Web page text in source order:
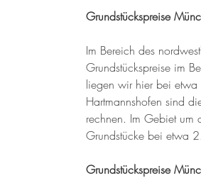
Grundstückspreise
Im Bereich des
Grundstückspreise im
liegen wir hier bei
Hartmannshofen sind
rechnen. Im Gebiet um
Grundstücke bei etwa
Grundstückspreise